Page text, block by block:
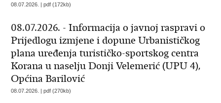
08.07.2026. | pdf (172kb)
08.07.2026. - Informacija o javnoj raspravi o
Prijedlogu izmjene i dopune Urbanističkog
plana uređenja turističko-sportskog centra
Korana u naselju Donji Velemerić (UPU 4),
Općina Barilović
08.07.2026. | pdf (270kb)